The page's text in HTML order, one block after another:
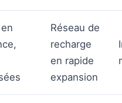
Réseau de
recharge
en rapide
expansion